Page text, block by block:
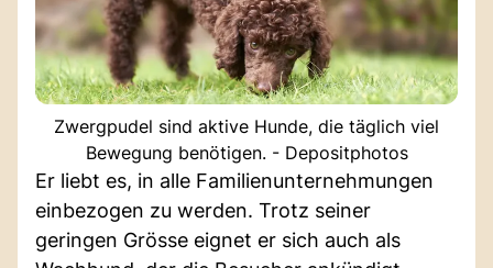
Zwergpudel sind aktive Hunde, die täglich viel
Bewegung benötigen. - Depositphotos
Er liebt es, in alle Familienunternehmungen
einbezogen zu werden. Trotz seiner
geringen Grösse eignet er sich auch als